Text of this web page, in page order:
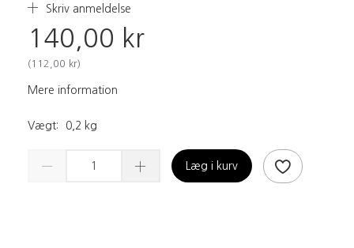
Skriv anmeldelse
140,00 kr
( 112,00 kr)
Mere information
Vægt: 0,2 kg
Læg i kurv